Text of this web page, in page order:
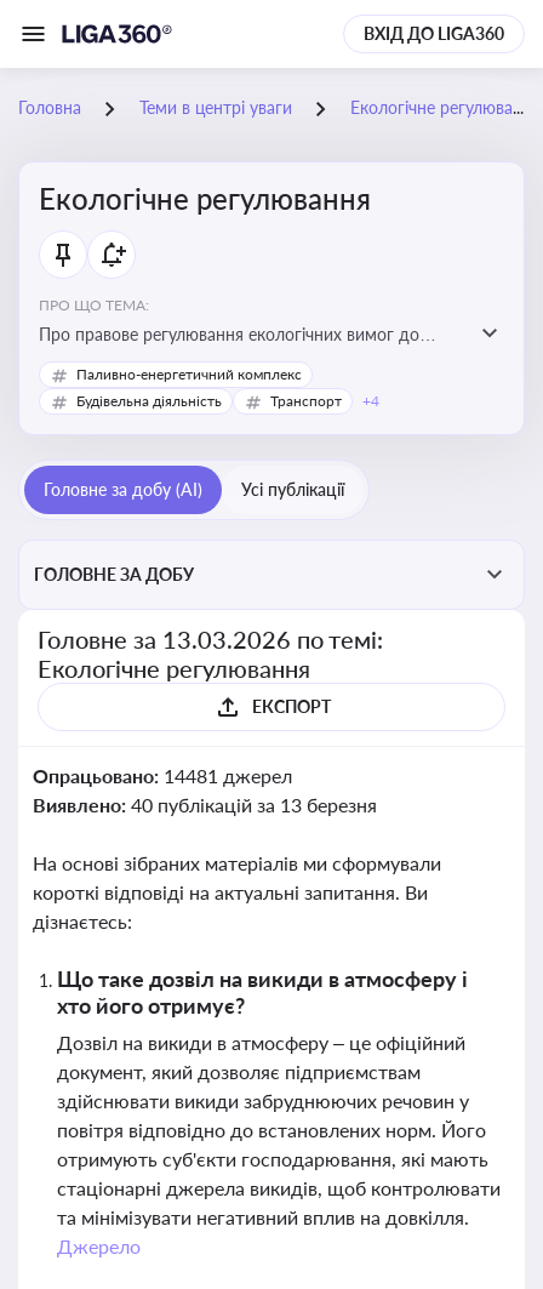
ВХІД ДО LIGA360
Головна Теми в центрі уваги Екологічне регулювання
Екологічне регулювання
ПРО ЩО ТЕМА:
Про правове регулювання екологічних вимог до
виробництв, включно з дозволами, перевірками,
стандартами викидів і гармонізацією з
Паливно-енергетичний комплекс
Будівельна діяльність
Транспорт +4
Головне за добу (AI) Усі публікації
ГОЛОВНЕ ЗА ДОБУ
Головне за 13.03.2026 по темі:
Екологічне регулювання
ЕКСПОРТ
Опрацьовано: 14481 джерел
Виявлено: 40 публікацій за 13 березня
На основі зібраних матеріалів ми сформували
короткі відповіді на актуальні запитання. Ви
дізнаєтесь:
Що таке дозвіл на викиди в атмосферу і
хто його отримує?
Дозвіл на викиди в атмосферу – це офіційний
документ, який дозволяє підприємствам
здійснювати викиди забруднюючих речовин у
повітря відповідно до встановлених норм. Його
отримують суб'єкти господарювання, які мають
стаціонарні джерела викидів, щоб контролювати
та мінімізувати негативний вплив на довкілля.
Джерело